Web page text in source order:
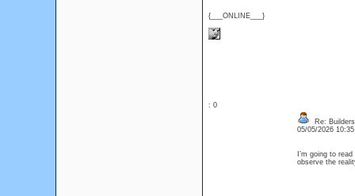
{___ONLINE___}
: 0
Re:
05/05/2026
I’m going to
observe the